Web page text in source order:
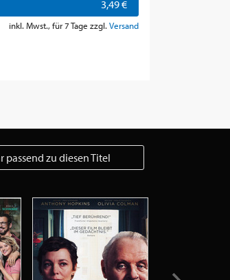
3,49 €
inkl. Mwst., für 7 Tage zzgl. Versand
passend zu diesen Titel